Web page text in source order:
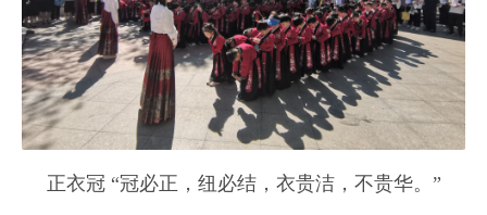
正衣冠 “冠必正，纽必结，衣贵洁，不贵华。”